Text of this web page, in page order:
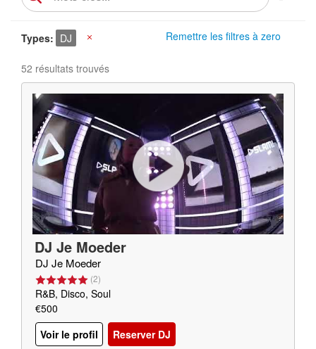
Remettre les filtres à zero
Types DJ
52 résultats trouvés
DJ Je Moeder
DJ Je Moeder
(2)
R&B, Disco, Soul
€500
Voir le profil
Reserver DJ